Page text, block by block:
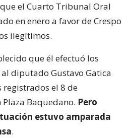
el Cuarto Tribunal Oral
en enero a favor de Crespo
ilegítimos.
que él efectuó los
diputado Gustavo Gatica
el 8 de
Baquedano. Pero
estuvo amparada
.